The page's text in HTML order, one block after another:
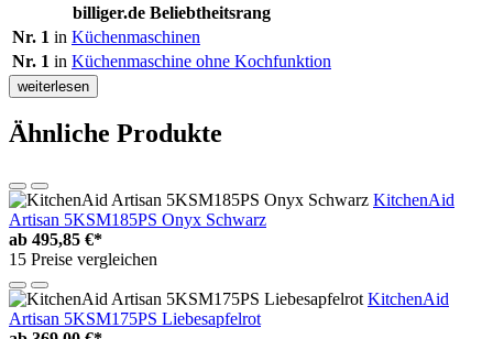
billiger.de Beliebtheitsrang
Nr. 1 in Küchenmaschinen
Nr. 1 in Küchenmaschine ohne Kochfunktion
weiterlesen
Ähnliche Produkte
KitchenAid
Artisan 5KSM185PS Onyx Schwarz
ab 495,85 €*
15 Preise vergleichen
KitchenAid
Artisan 5KSM175PS Liebesapfelrot